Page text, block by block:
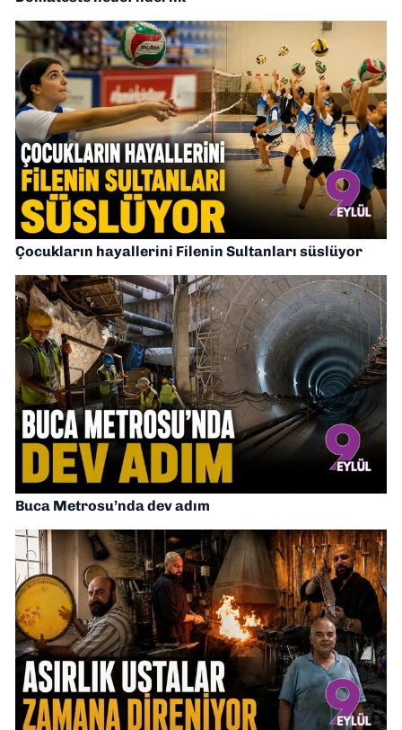
Çocukların hayallerini Filenin Sultanları süslüyor
Buca Metrosu’nda dev adım